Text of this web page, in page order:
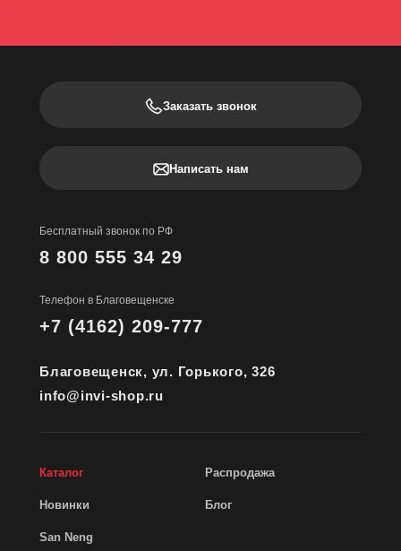
Заказать звонок
Написать нам
Бесплатный звонок по РФ
8 800 555 34 29
Телефон в Благовещенске
+7 (4162) 209-777
Благовещенск, ул. Горького, 326
info@invi-shop.ru
Каталог Распродажа
Новинки Блог
San Neng